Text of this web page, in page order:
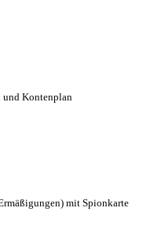
und Kontenplan
mit Spionkarte